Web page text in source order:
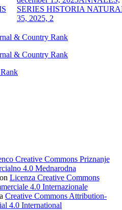
SERIES HISTORIA
35, 2025, 2
Creative Commons Priznanje
4.0 Mednarodna
Licenza Creative Commons
4.0 Internazionale
Creative Commons Attribution-
4.0 International